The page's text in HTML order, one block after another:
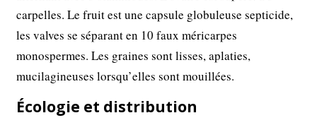
carpelles. Le fruit est une capsule globuleuse septicide,
les valves se séparant en 10 faux méricarpes
monospermes. Les graines sont lisses, aplaties,
mucilagineuses lorsqu’elles sont mouillées.
Écologie et distribution